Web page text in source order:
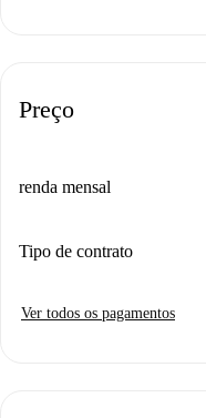
Preço
renda mensal
Tipo de contrato
Ver todos os pagamentos